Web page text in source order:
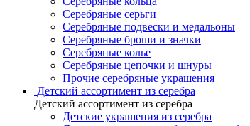
Серебряные серьги
Серебряные подвески и медальоны
Серебряные броши и значки
Серебряные колье
Серебряные цепочки и шнуры
Прочие серебряные украшения
Детский ассортимент из серебра
Детский ассортимент из серебра
Детские украшения из серебра